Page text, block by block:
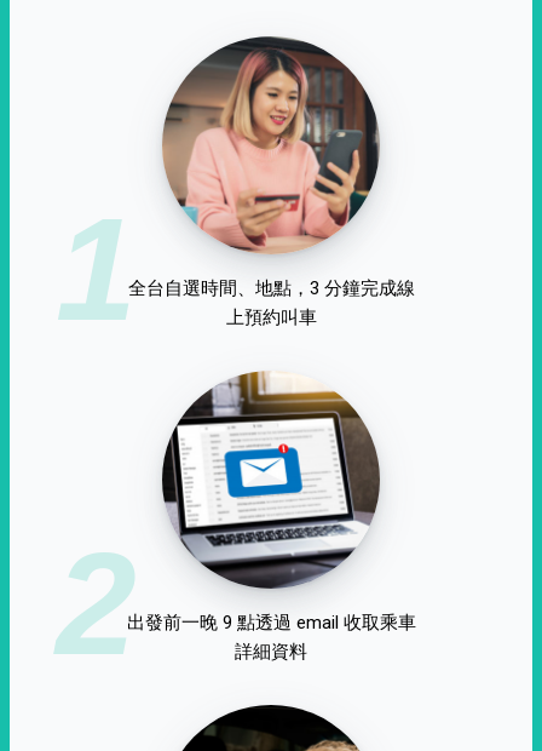
1全台自選時間、地點，3 分鐘完成線
上預約叫車
2出發前一晚 9 點透過 email 收取乘車
詳細資料